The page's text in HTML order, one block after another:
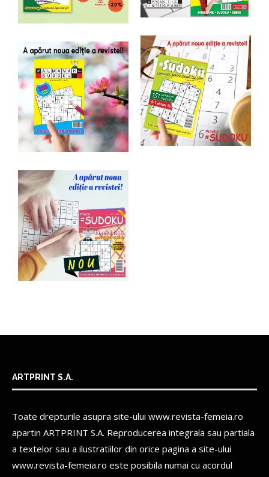
ARTPRINT S.A.
Toate drepturile asupra site-ului www.revista-femeia.ro
apartin ARTPRINT S.A. Reproducerea integrala sau partiala
a textelor sau a ilustratiilor din orice pagina a site-ului
www.revista-femeia.ro este posibila numai cu acordul